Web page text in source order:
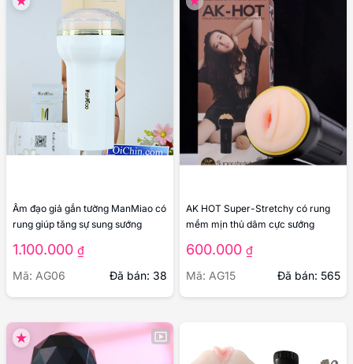
Âm đạo giả gắn tường ManMiao có
rung giúp tăng sự sung sướng
1.100.000 ₫
Mã: AG06
Đã bán: 38
AK HOT Super-Stretchy có rung
mềm mịn thủ dâm cực sướng
600.000 ₫
Mã: AG15
Đã bán: 565